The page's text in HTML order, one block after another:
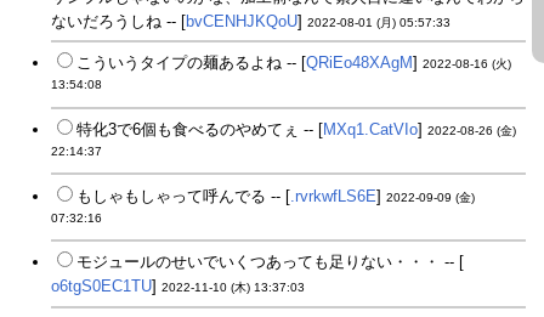
ないだろうしね -- [bvCENHJKQoU] 2022-08-01 (月) 05:57:33
こういうタイプの麺あるよね -- [QRiEo48XAgM] 2022-08-16 (火)
13:54:08
特化3で6個も食べるのやめてぇ -- [MXq1.CatVIo] 2022-08-26 (金)
22:14:37
もしゃもしゃって呼んでる -- [ .rvrkwfLS6E] 2022-09-09 (金)
07:32:16
モジュールのせいでいくつあっても足りない・・・ -- [
o6tgS0EC1TU] 2022-11-10 (木) 13:37:03